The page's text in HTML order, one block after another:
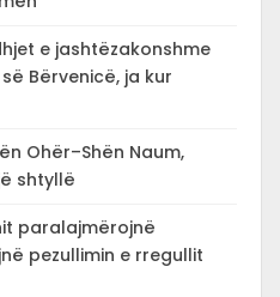
e jashtëzakonshme
Bërvenicë, ja kur
Ohër–Shën Naum,
shtyllë
paralajmërojnë
pezullimin e rregullit